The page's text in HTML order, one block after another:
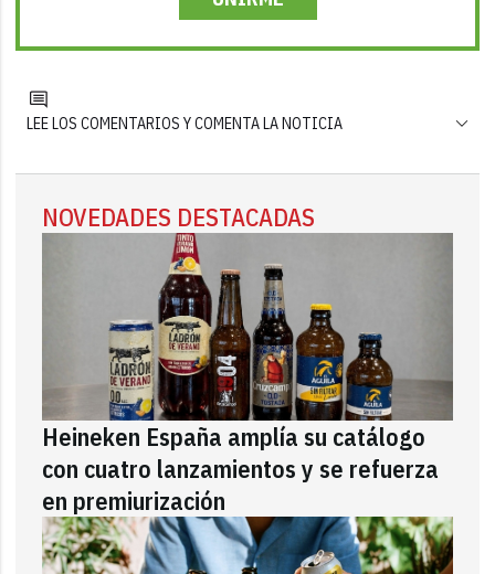
LEE LOS COMENTARIOS Y COMENTA LA NOTICIA
NOVEDADES DESTACADAS
Heineken España amplía su catálogo
con cuatro lanzamientos y se refuerza
en premiurización